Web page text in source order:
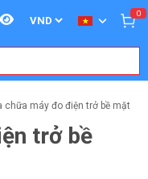
0
chữa máy đo điện trở bề mặt
trở bề